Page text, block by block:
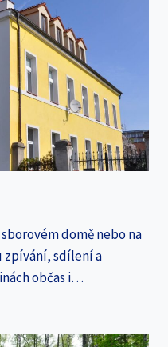
domě nebo na
zpívání, sdílení a
občas i…